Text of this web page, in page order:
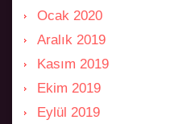
Ocak 2020
Aralık 2019
Kasım 2019
Ekim 2019
Eylül 2019